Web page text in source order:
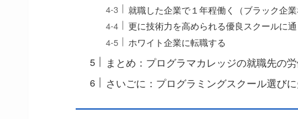
就職した企業で１年程働く（ブラック企業
更に技術力を高められる優良スクールに通
ホワイト企業に転職する
まとめ：プログラマカレッジの就職先の
さいごに：プログラミングスクール選び